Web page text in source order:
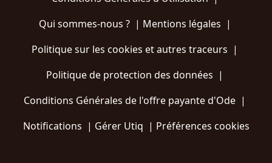
Qui sommes-nous ?| Mentions légales |
Politique sur les cookies et autres traceurs |
Politique de protection des données |
Conditions Générales de l'offre payante d'Ode |
Notifications | Gérer Utiq | Préférences cookies